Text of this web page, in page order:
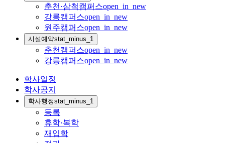
춘천·삼척캠퍼스open_in_new
강릉캠퍼스open_in_new
원주캠퍼스open_in_new
시설예약stat_minus_1
춘천캠퍼스open_in_new
강릉캠퍼스open_in_new
학사일정
학사공지
학사행정stat_minus_1
등록
휴학·복학
재입학